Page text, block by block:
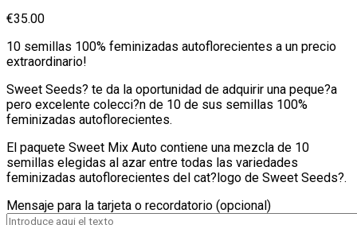
€35.00
10 semillas 100% feminizadas autoflorecientes a un precio
extraordinario!
Sweet Seeds? te da la oportunidad de adquirir una peque?a
pero excelente colecci?n de 10 de sus semillas 100%
feminizadas autoflorecientes.
El paquete Sweet Mix Auto contiene una mezcla de 10
semillas elegidas al azar entre todas las variedades
feminizadas autoflorecientes del cat?logo de Sweet Seeds?.
Mensaje para la tarjeta o recordatorio (opcional)